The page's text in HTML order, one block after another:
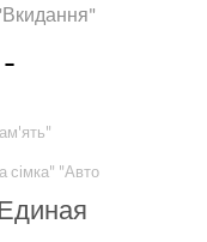
сімка" "Авто